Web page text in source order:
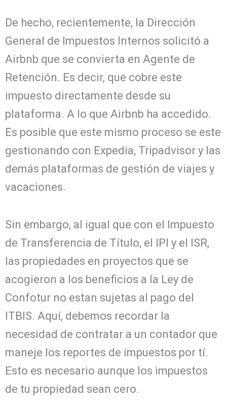
De hecho, recientemente, la Dirección
General de Impuestos Internos solicitó a
Airbnb que se convierta en Agente de
Retención. Es decir, que cobre este
impuesto directamente desde su
plataforma. A lo que Airbnb ha accedido.
Es posible que este mismo proceso se este
gestionando con Expedia, Tripadvisor y las
demás plataformas de gestión de viajes y
vacaciones.
Sin embargo, al igual que con el Impuesto
de Transferencia de Título, el IPI y el ISR,
las propiedades en proyectos que se
acogieron a los beneficios a la Ley de
Confotur no estan sujetas al pago del
ITBIS. Aquí, debemos recordar la
necesidad de contratar a un contador que
maneje los reportes de impuestos por tí.
Esto es necesario aunque los impuestos
de tu propiedad sean cero.